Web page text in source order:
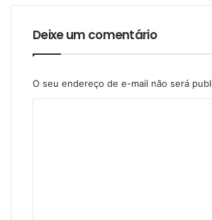
Deixe um comentário
O seu endereço de e-mail não será